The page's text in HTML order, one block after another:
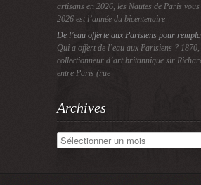
artisans en 2026, les Nautes de Paris
2026 est l’année du bicentenaire
De l’eau offerte aux Parisiens pour
Qui a offert de l’eau aux Parisiens ?
collectionneur d’art britannique sir
entre Paris (rue
Archives
Archives